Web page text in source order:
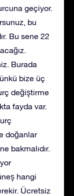
geçiyor.
bu
Bu sene 22
Burada
bize üç
değiştirme
fayda var.
doğanlar
bakmalıdır.
hangi
Ücretsiz